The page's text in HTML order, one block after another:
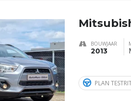
BOUWJAAR
2013
PLAN